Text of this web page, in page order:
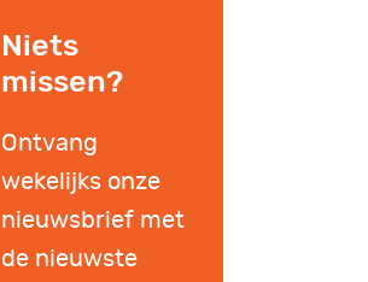
Niets
missen?
Ontvang
wekelijks onze
nieuwsbrief met
de nieuwste